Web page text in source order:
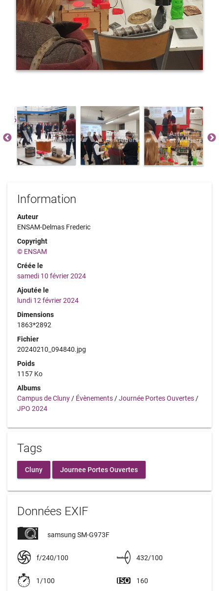
Information
Auteur
ENSAM-Delmas Frederic
Copyright
© ENSAM
Créée le
samedi 10 février 2024
Ajoutée le
lundi 12 février 2024
Dimensions
1863*2892
Fichier
20240210_094840.jpg
Poids
1157 Ko
Albums
Campus de Cluny / Évènements /Journée Portes Ouvertes /
JPO 2024
Tags
Cluny Journee Portes Ouvertes
Données EXIF
samsung SM-G973F
f/240/100 432/100
1/100 160